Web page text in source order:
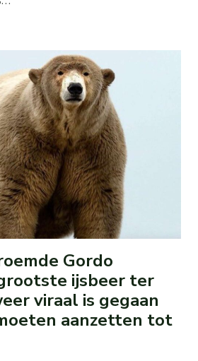
Gordo
ijsbeer ter
viraal is gegaan
aanzetten tot